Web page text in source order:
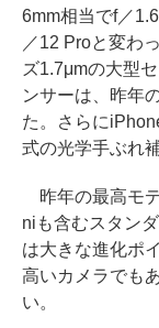
6mm相当でf／
／12 Proと変わ
ズ1.7μmの大型
ンサーは、昨年
た。さらに
式の光学手ぶれ
昨年の最高モ
niも含むスタン
は大きな進化ポ
高いカメラでも
い。